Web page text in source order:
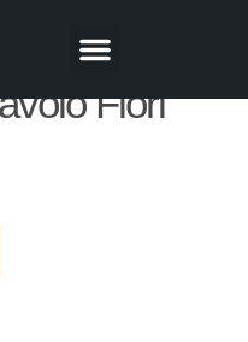
Fiori